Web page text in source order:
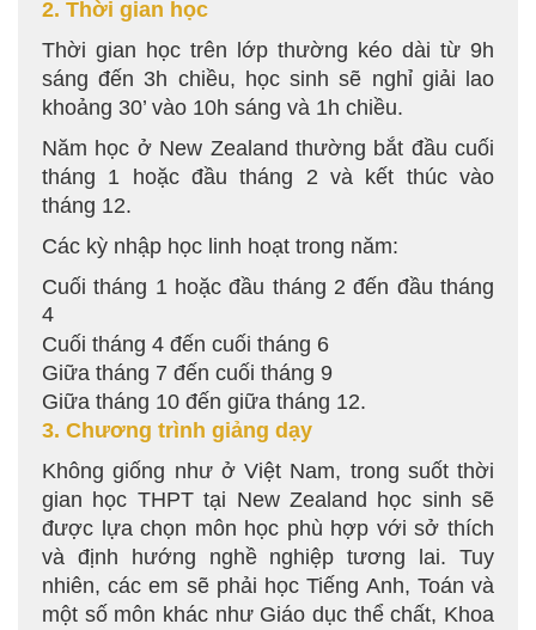
2. Thời gian học
Thời gian học trên lớp thường kéo dài từ 9h
sáng đến 3h chiều, học sinh sẽ nghỉ giải lao
khoảng 30’ vào 10h sáng và 1h chiều.
Năm học ở New Zealand thường bắt đầu cuối
tháng 1 hoặc đầu tháng 2 và kết thúc vào
tháng 12.
Các kỳ nhập học linh hoạt trong năm:
Cuối tháng 1 hoặc đầu tháng 2 đến đầu tháng
4
Cuối tháng 4 đến cuối tháng 6
Giữa tháng 7 đến cuối tháng 9
Giữa tháng 10 đến giữa tháng 12.
3. Chương trình giảng dạy
Không giống như ở Việt Nam, trong suốt thời
gian học THPT tại New Zealand học sinh sẽ
được lựa chọn môn học phù hợp với sở thích
và định hướng nghề nghiệp tương lai. Tuy
nhiên, các em sẽ phải học Tiếng Anh, Toán và
một số môn khác như Giáo dục thể chất, Khoa